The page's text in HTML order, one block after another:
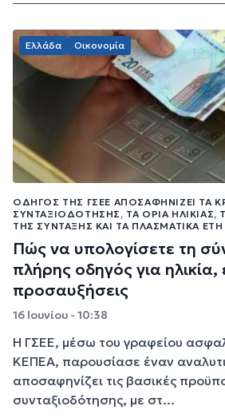
Ελλάδα Οικονομία
ΟΔΗΓΌΣ ΤΗΣ ΓΣΕΕ ΑΠΟΣΑΦΗΝΊΖΕΙ ΤΑ
ΣΥΝΤΑΞΙΟΔΌΤΗΣΗΣ, ΤΑ ΌΡΙΑ
ΤΗΣ ΣΎΝΤΑΞΗΣ ΚΑΙ ΤΑ ΠΛΑΣΜΑΤΙΚΆ ΈΤΗ
Πώς να υπολογίσετε τη
πλήρης οδηγός για
προσαυξήσεις
16 Ιουνίου - 10:38
Η ΓΣΕΕ, μέσω του γραφείου
ΚΕΠΕΑ, παρουσίασε έναν
αποσαφηνίζει τις βασικές
συνταξιοδότησης, με στ...